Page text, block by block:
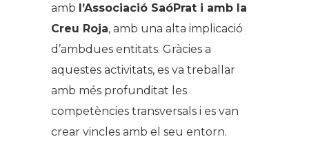
amb l’Associació SaóPrat i amb la
Creu Roja, amb una alta implicació
d’ambdues entitats. Gràcies a
aquestes activitats, es va treballar
amb més profunditat les
competències transversals i es van
crear vincles amb el seu entorn.